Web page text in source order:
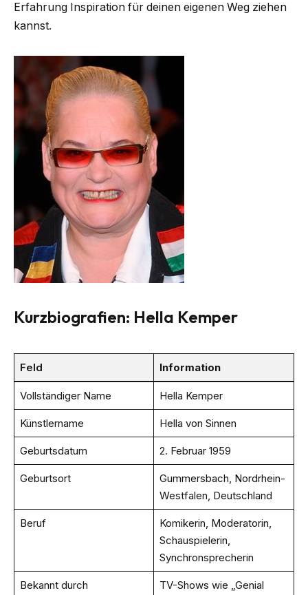
Erfahrung Inspiration für deinen eigenen Weg ziehen
kannst.
Kurzbiografien: Hella Kemper
Feld Information
Vollständiger Name Hella Kemper
Künstlername Hella von Sinnen
Geburtsdatum 2. Februar 1959
Geburtsort
Gummersbach, Nordrhein-
Westfalen, Deutschland
Beruf
Komikerin, Moderatorin,
Schauspielerin,
Synchronsprecherin
Bekannt durch
TV-Shows wie „Genial